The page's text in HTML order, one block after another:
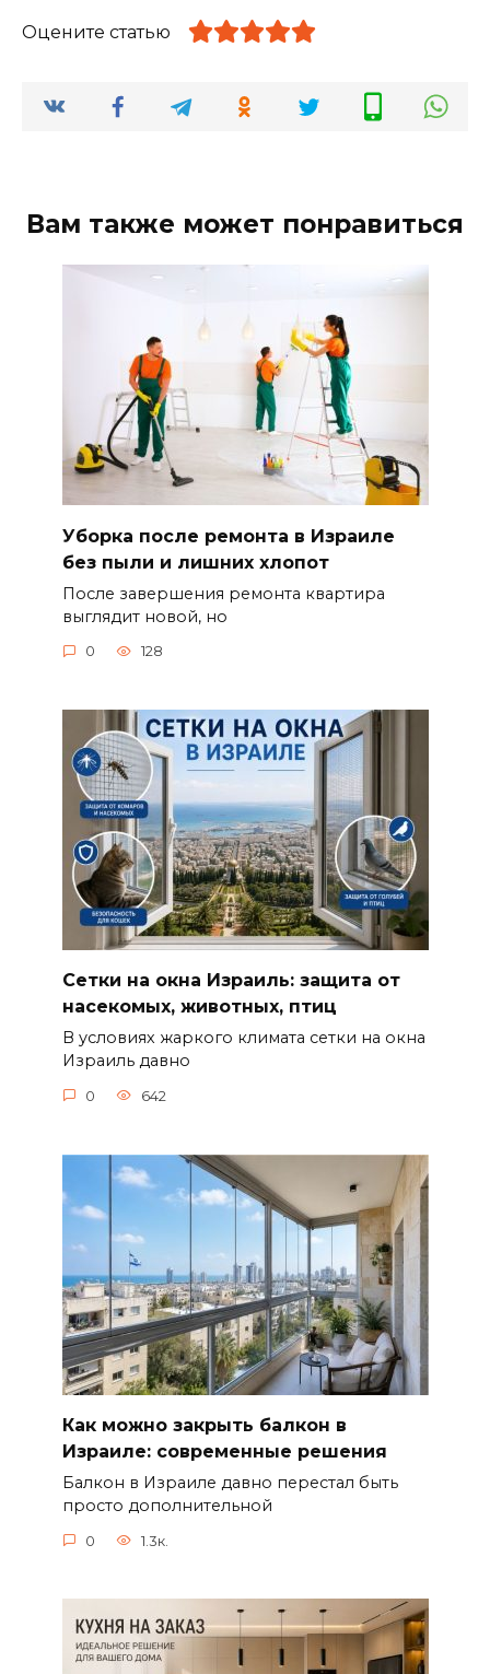
Оцените статью
Вам также может понравиться
Уборка после ремонта в Израиле
без пыли и лишних хлопот
После завершения ремонта квартира
выглядит новой, но
0 128
Сетки на окна Израиль: защита от
насекомых, животных, птиц
В условиях жаркого климата сетки на окна
Израиль давно
0 642
Как можно закрыть балкон в
Израиле: современные решения
Балкон в Израиле давно перестал быть
просто дополнительной
0 1.3к.